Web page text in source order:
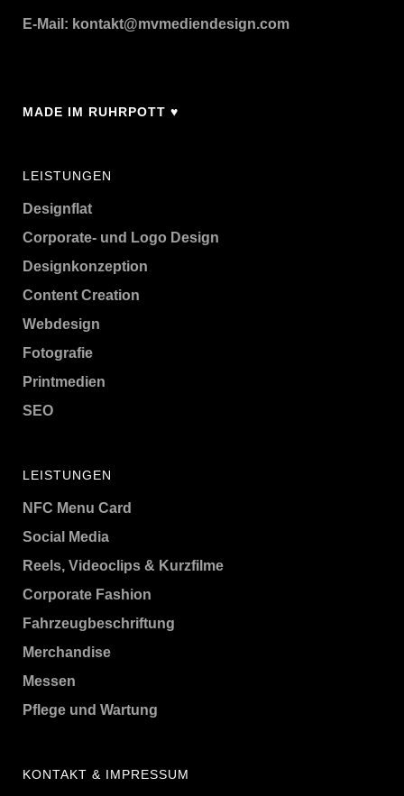
E-Mail: kontakt@mvmediendesign.com
MADE IM RUHRPOTT ♥
LEISTUNGEN
Designflat
Corporate- und Logo Design
Designkonzeption
Content Creation
Webdesign
Fotografie
Printmedien
SEO
LEISTUNGEN
NFC Menu Card
Social Media
Reels, Videoclips & Kurzfilme
Corporate Fashion
Fahrzeugbeschriftung
Merchandise
Messen
Pflege und Wartung
KONTAKT & IMPRESSUM